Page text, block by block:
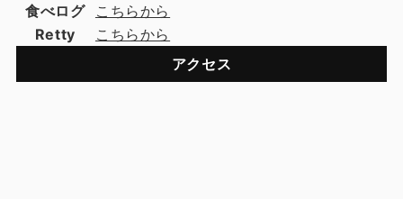
食べログ
こちらから
Retty
こちらから
アクセス